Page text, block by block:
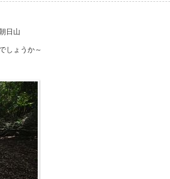
日山
しょうか～